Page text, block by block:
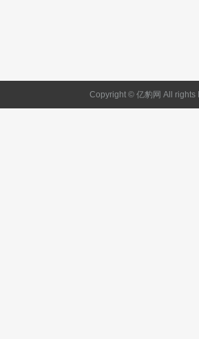
Copyright © 亿豹网 All